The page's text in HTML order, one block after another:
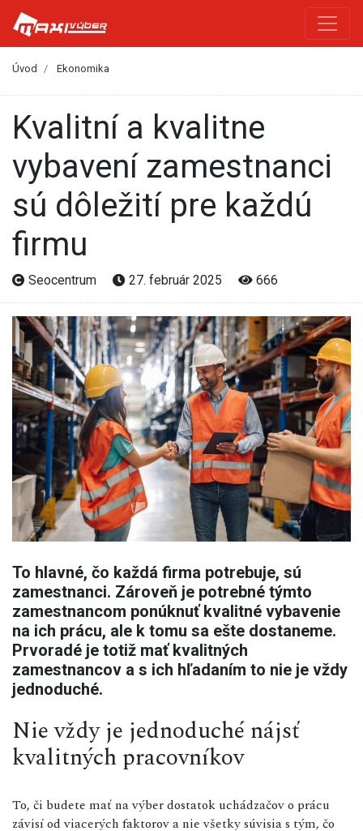
Úvod Ekonomika
Kvalitní a kvalitne
vybavení zamestnanci
sú dôležití pre každú
firmu
Seocentrum 27. február 2025 666
To hlavné, čo každá firma potrebuje, sú
zamestnanci. Zároveň je potrebné týmto
zamestnancom ponúknuť kvalitné vybavenie
na ich prácu, ale k tomu sa ešte dostaneme.
Prvoradé je totiž mať kvalitných
zamestnancov a s ich hľadaním to nie je vždy
jednoduché.
Nie vždy je jednoduché nájsť
kvalitných pracovníkov
To, či budete mať na výber dostatok uchádzačov o prácu
závisí od viacerých faktorov a nie všetky súvisia s tým, čo